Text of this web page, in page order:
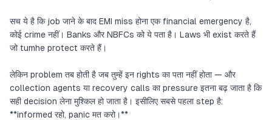
सच ये है कि job जाने के बाद EMI miss होना एक financial emergency है,
कोई crime नहीं। Banks और NBFCs को ये पता है। Laws भी exist करते हैं
जो tumhe protect करते हैं।
लेकिन problem तब होती है जब तुम्हें इन rights का पता नहीं होता — और
collection agents या recovery calls का pressure इतना बढ़ जाता है कि
सही decision लेना मुश्किल हो जाता है। इसीलिए सबसे पहला step है:
**informed रहो, panic मत करो।**